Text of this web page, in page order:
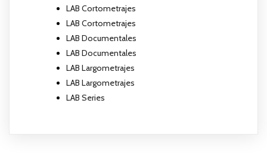
LAB Cortometrajes
LAB Cortometrajes
LAB Documentales
LAB Documentales
LAB Largometrajes
LAB Largometrajes
LAB Series